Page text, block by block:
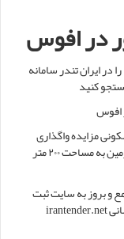
در افوس
ایران تندر سامانه
افوس
۴ قطعه زمین مسکونی مزایده واگذاری
اجاره مجموعه کامل استخر مزایده فروش یک قطعه زمین به مساحت ۲۰۰ متر
و بروز به سایت ثبت
نام در سامانه مناقصات و مزایدات “ایران تندر”به نشانی irantender.net